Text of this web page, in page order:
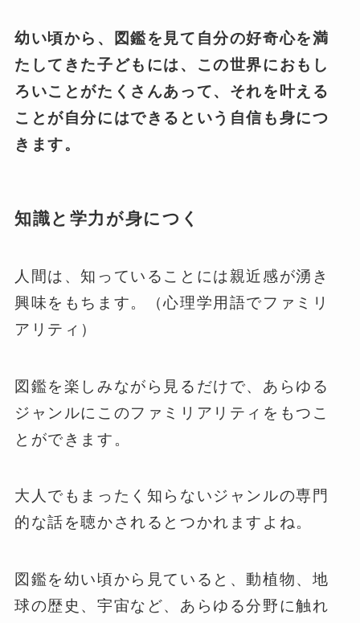
幼い頃から、図鑑を見て自分の好奇心を満
たしてきた子どもには、この世界におもし
ろいことがたくさんあって、それを叶える
ことが自分にはできるという自信も身につ
きます。
知識と学力が身につく
人間は、知っていることには親近感が湧き
興味をもちます。（心理学用語でファミリ
アリティ）
図鑑を楽しみながら見るだけで、あらゆる
ジャンルにこのファミリアリティをもつこ
とができます。
大人でもまったく知らないジャンルの専門
的な話を聴かされるとつかれますよね。
図鑑を幼い頃から見ていると、動植物、地
球の歴史、宇宙など、あらゆる分野に触れ